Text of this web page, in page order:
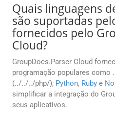
Quais linguagens
são suportadas
fornecidos pelo
Cloud?
GroupDocs.Parser Cloud
programação populares como
(../../../php/), Python, Ruby e
simplificar a integração do
seus aplicativos.